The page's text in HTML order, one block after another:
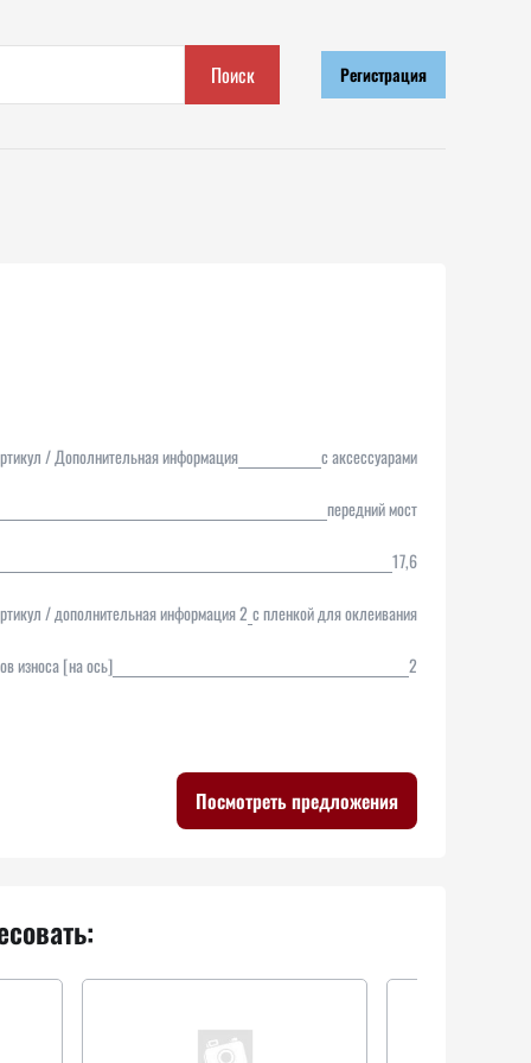
Поиск Регистрация
/ Дополнительная информация с аксессуарами
передний мост
17,6
/ дополнительная информация 2 с пленкой для оклеивания
износа [на ось] 2
Посмотреть предложения